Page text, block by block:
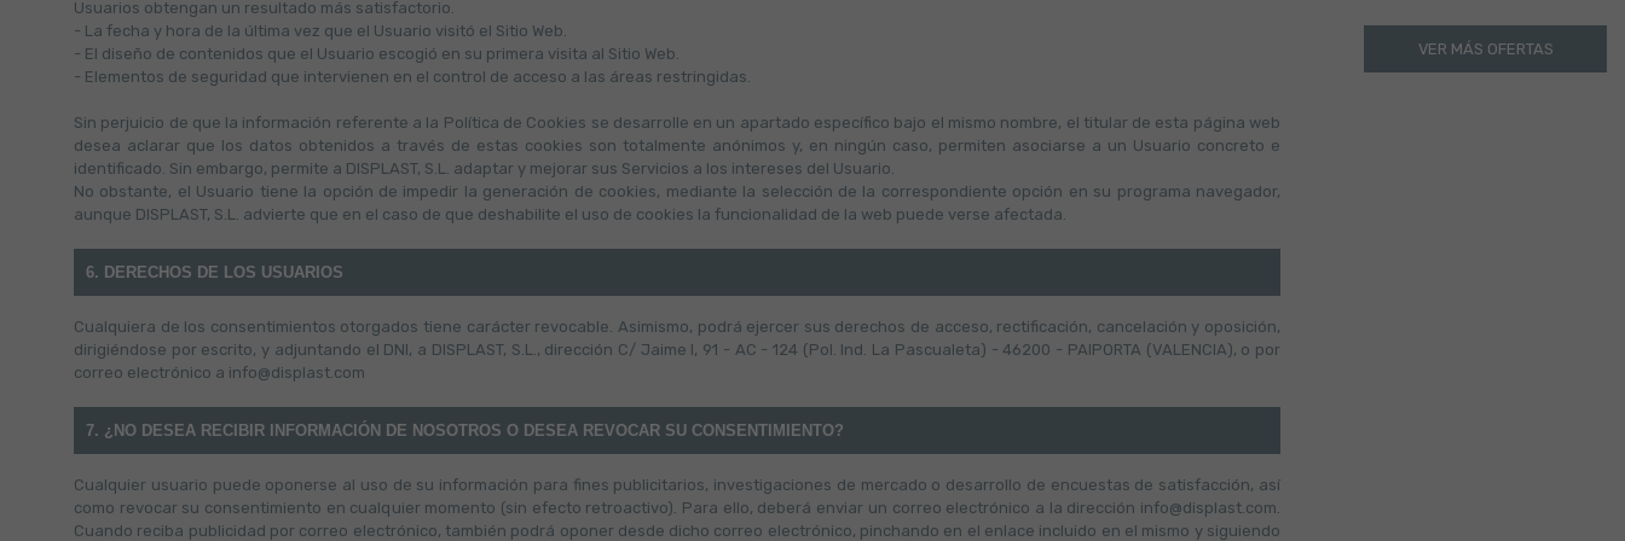
Usuarios obtengan un resultado más satisfactorio.
- La fecha y hora de la última vez que el Usuario visitó el Sitio Web.
- El diseño de contenidos que el Usuario escogió en su primera visita al Sitio Web.
- Elementos de seguridad que intervienen en el control de acceso a las áreas restringidas.
Sin perjuicio de que la información referente a la Política de Cookies se desarrolle en un apartado específico bajo el mismo nombre, el titular de esta página web
desea aclarar que los datos obtenidos a través de estas cookies son totalmente anónimos y, en ningún caso, permiten asociarse a un Usuario concreto e
identificado. Sin embargo, permite a DISPLAST, S.L. adaptar y mejorar sus Servicios a los intereses del Usuario.
No obstante, el Usuario tiene la opción de impedir la generación de cookies, mediante la selección de la correspondiente opción en su programa navegador,
aunque DISPLAST, S.L. advierte que en el caso de que deshabilite el uso de cookies la funcionalidad de la web puede verse afectada.
6. DERECHOS DE LOS USUARIOS
Cualquiera de los consentimientos otorgados tiene carácter revocable. Asimismo, podrá ejercer sus derechos de acceso, rectificación, cancelación y oposición,
dirigiéndose por escrito, y adjuntando el DNI, a DISPLAST, S.L., dirección C/ Jaime I, 91 - AC - 124 (Pol. Ind. La Pascualeta) - 46200 - PAIPORTA (VALENCIA), o por
correo electrónico a info@displast.com
7. ¿NO DESEA RECIBIR INFORMACIÓN DE NOSOTROS O DESEA REVOCAR SU CONSENTIMIENTO?
Cualquier usuario puede oponerse al uso de su información para fines publicitarios, investigaciones de mercado o desarrollo de encuestas de satisfacción, así
como revocar su consentimiento en cualquier momento (sin efecto retroactivo). Para ello, deberá enviar un correo electrónico a la dirección info@displast.com.
Cuando reciba publicidad por correo electrónico, también podrá oponer desde dicho correo electrónico, pinchando en el enlace incluido en el mismo y siguiendo
VER MÁS OFERTAS